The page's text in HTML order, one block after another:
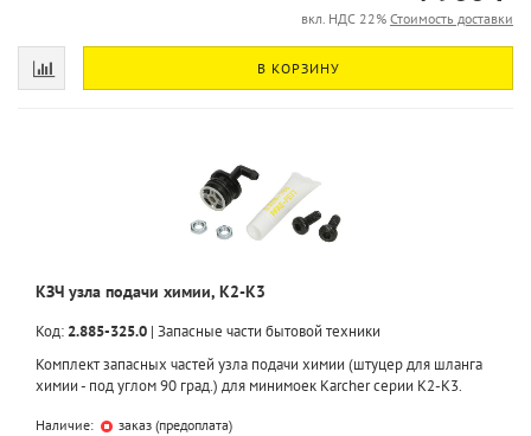
вкл. НДС 22% Стоимость доставки
В КОРЗИНУ
КЗЧ узла подачи химии, K2-K3
Код: 2.885-325.0 | Запасные части бытовой техники
Комплект запасных частей узла подачи химии (штуцер для шланга
химии - под углом 90 град.) для минимоек Karcher серии K2-K3.
Наличие: заказ (предоплата)